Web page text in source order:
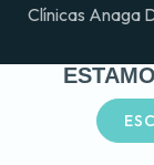
Clínicas Anaga